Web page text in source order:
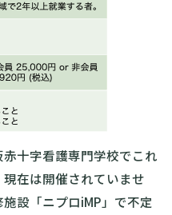
十字看護専門学校でこれ
在は開催されていませ
設「ニプロiMP」で不定